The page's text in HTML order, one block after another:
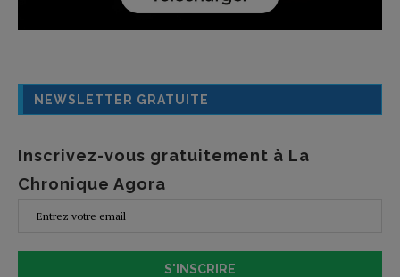
NEWSLETTER GRATUITE
Inscrivez-vous gratuitement à La
Chronique Agora
S'INSCRIRE